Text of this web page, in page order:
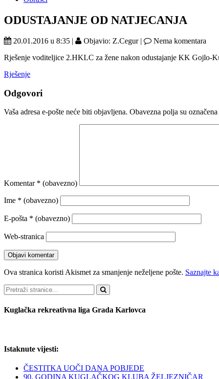
ODUSTAJANJE OD NATJECANJA
20.01.2016 u 8:35 | Objavio: Z.Cegur |
Nema komentara
Rješenje voditeljice 2.HKLC za žene nakon odustajanje KK Gojlo-
Rješenje
Odgovori
Vaša adresa e-pošte neće biti objavljena. Obavezna polja su označena
Komentar * (obavezno)
Ime * (obavezno)
E-pošta * (obavezno)
Web-stranica
Ova stranica koristi Akismet za smanjenje neželjene pošte. Saznajte
Pretraži
Kuglačka rekreativna liga Grada Karlovca
Istaknute vijesti:
ČESTITKA UOČI DANA POBJEDE
90. GODINA KUGLAČKOG KLUBA ŽELJEZNIČAR